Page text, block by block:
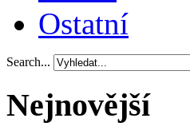
Ostatní
Search...
Nejnovější